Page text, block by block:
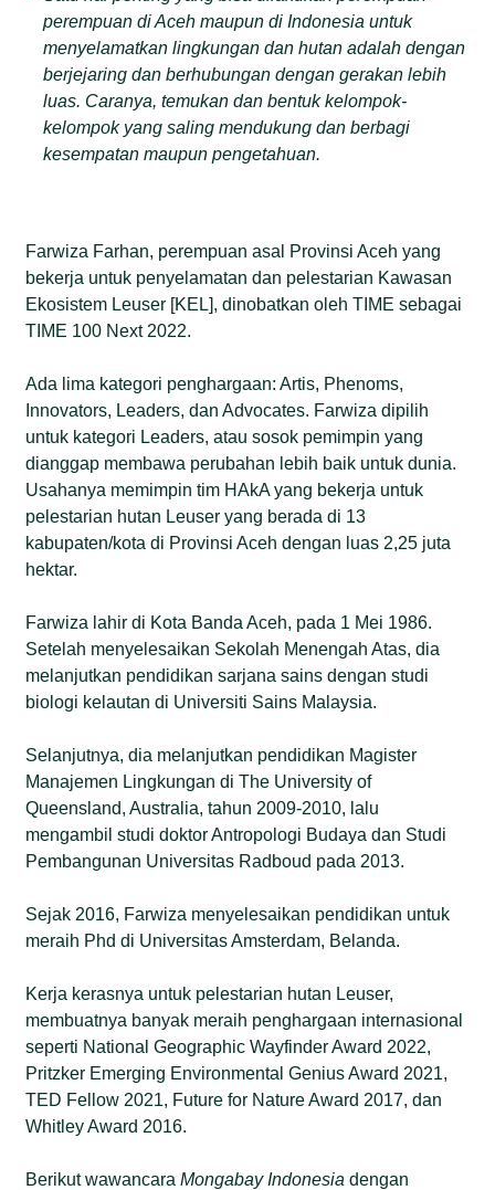
perempuan di Aceh maupun di Indonesia untuk
menyelamatkan lingkungan dan hutan adalah dengan
berjejaring dan berhubungan dengan gerakan lebih
luas. Caranya, temukan dan bentuk kelompok-
kelompok yang saling mendukung dan berbagi
kesempatan maupun pengetahuan.
Farwiza Farhan, perempuan asal Provinsi Aceh yang
bekerja untuk penyelamatan dan pelestarian Kawasan
Ekosistem Leuser [KEL], dinobatkan oleh TIME sebagai
TIME 100 Next 2022.
Ada lima kategori penghargaan: Artis, Phenoms,
Innovators, Leaders, dan Advocates. Farwiza dipilih
untuk kategori Leaders, atau sosok pemimpin yang
dianggap membawa perubahan lebih baik untuk dunia.
Usahanya memimpin tim HAkA yang bekerja untuk
pelestarian hutan Leuser yang berada di 13
kabupaten/kota di Provinsi Aceh dengan luas 2,25 juta
hektar.
Farwiza lahir di Kota Banda Aceh, pada 1 Mei 1986.
Setelah menyelesaikan Sekolah Menengah Atas, dia
melanjutkan pendidikan sarjana sains dengan studi
biologi kelautan di Universiti Sains Malaysia.
Selanjutnya, dia melanjutkan pendidikan Magister
Manajemen Lingkungan di The University of
Queensland, Australia, tahun 2009-2010, lalu
mengambil studi doktor Antropologi Budaya dan Studi
Pembangunan Universitas Radboud pada 2013.
Sejak 2016, Farwiza menyelesaikan pendidikan untuk
meraih Phd di Universitas Amsterdam, Belanda.
Kerja kerasnya untuk pelestarian hutan Leuser,
membuatnya banyak meraih penghargaan internasional
seperti National Geographic Wayfinder Award 2022,
Pritzker Emerging Environmental Genius Award 2021,
TED Fellow 2021, Future for Nature Award 2017, dan
Whitley Award 2016.
Berikut wawancaraMongabay Indonesia dengan